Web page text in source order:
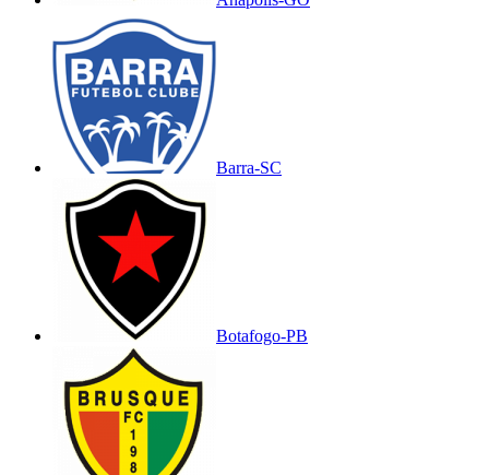
Barra-SC
Botafogo-PB